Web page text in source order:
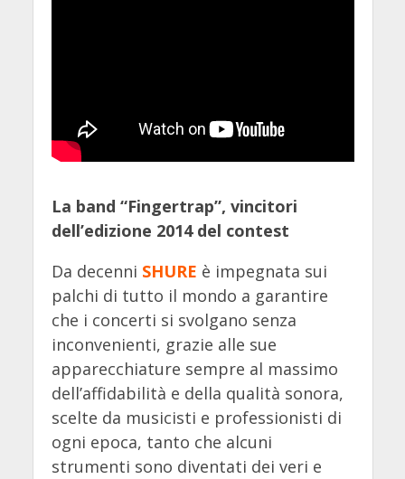
La band “Fingertrap”, vincitori
dell’edizione 2014 del contest
Da decenni SHURE è impegnata sui
palchi di tutto il mondo a garantire
che i concerti si svolgano senza
inconvenienti, grazie alle sue
apparecchiature sempre al massimo
dell’affidabilità e della qualità sonora,
scelte da musicisti e professionisti di
ogni epoca, tanto che alcuni
strumenti sono diventati dei veri e